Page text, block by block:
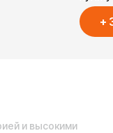
+
и высокими